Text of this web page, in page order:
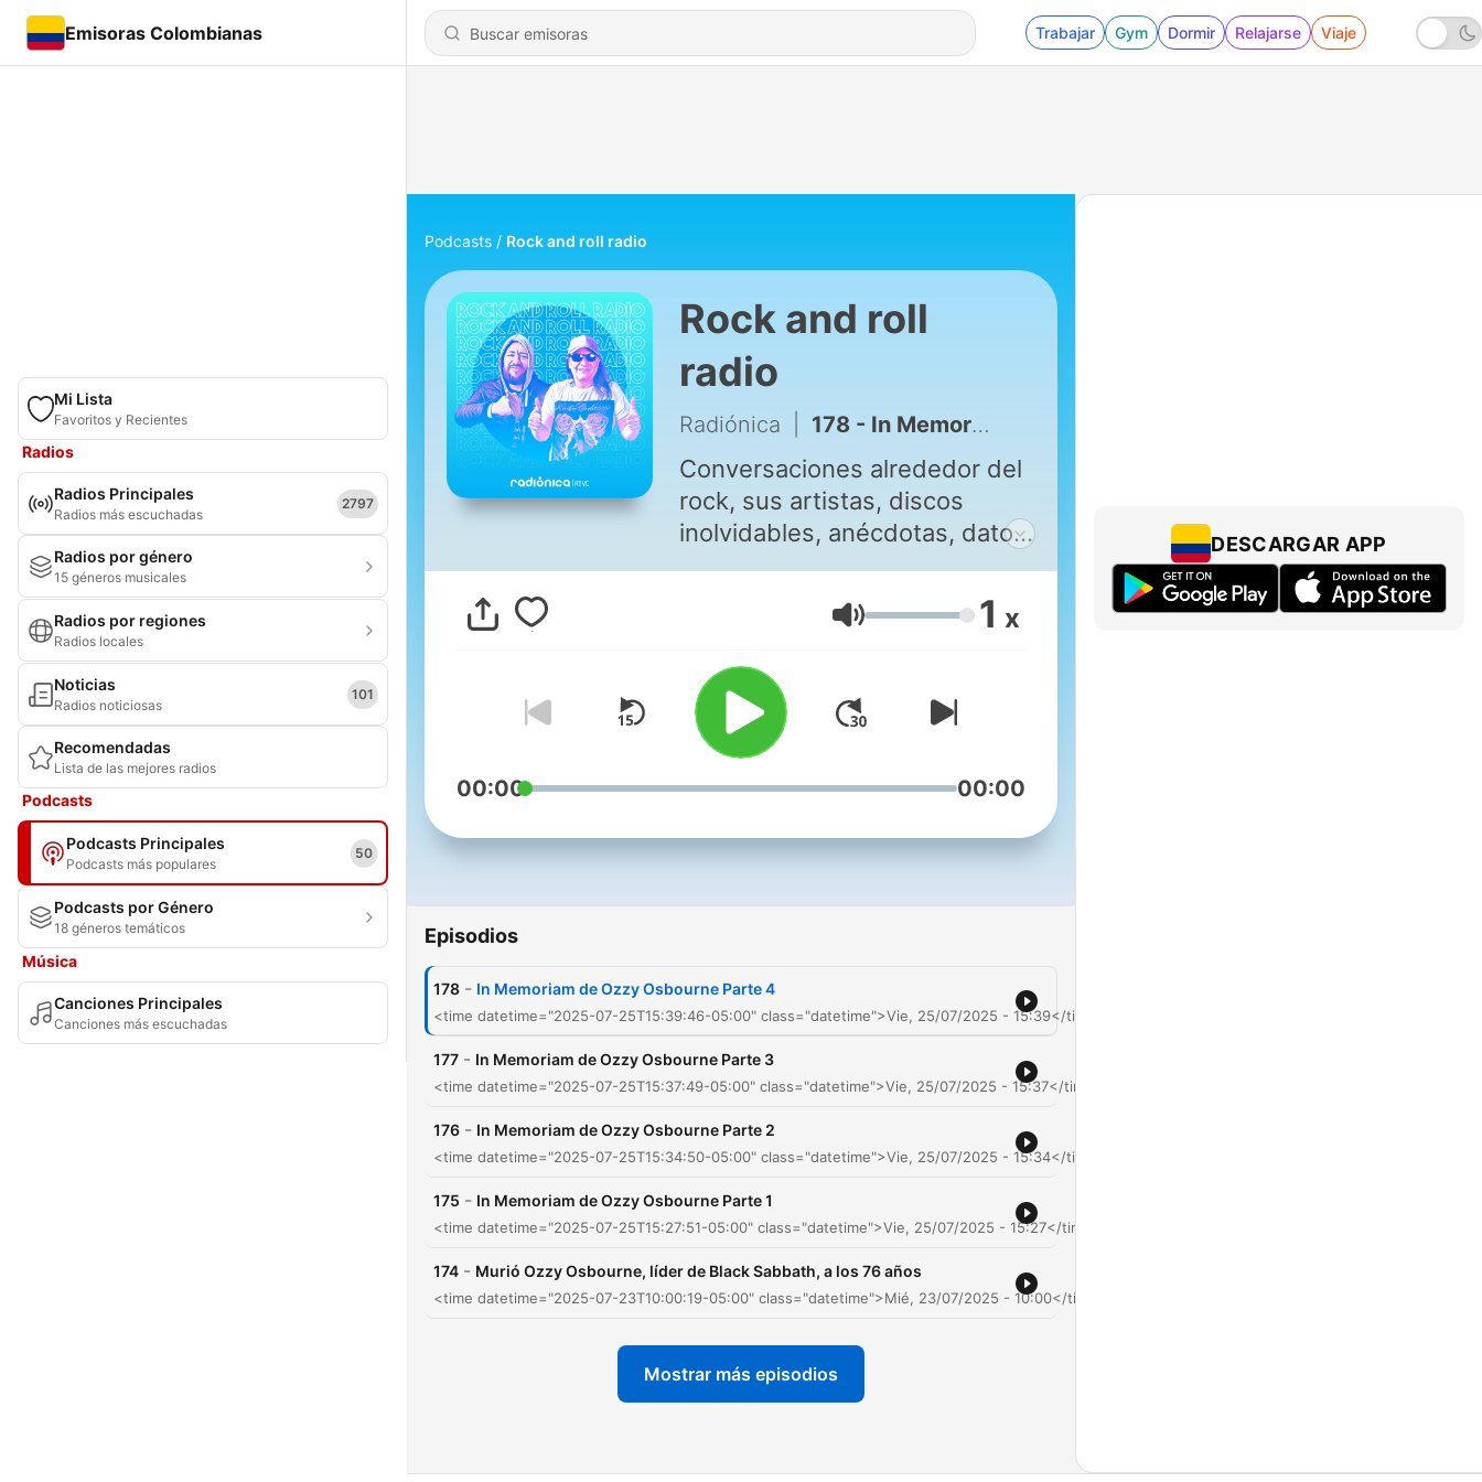
Emisoras Colombianas Trabajar Gym Dormir Relajarse Viaje
Mi Lista
Favoritos y Recientes
Radios
Radios Principales
Radios más escuchadas
2797
Radios por género
15 géneros musicales
Radios por regiones
Radios locales
Noticias
Radios noticiosas
101
Recomendadas
Lista de las mejores radios
Podcasts
Podcasts Principales
Podcasts más populares
50
Podcasts por Género
18 géneros temáticos
Música
Canciones Principales
Canciones más escuchadas
Podcasts Rock and roll radio
Rock and roll
radio
Radiónica 178 - In Memoriam de Ozzy Osbourne Parte 4
Conversaciones alrededor del
rock, sus artistas, discos
inolvidables, anécdotas, datos
importantes, tendencias
estéticas, conciertos y
festivales memorables.
Presenta Andrés Durán y
Héctor Mora.
Volumen 1 x
00:00 00:00
Episodios
178 - In Memoriam de Ozzy Osbourne Parte 4
<time datetime="2025-07-25T15:39:46-05:00" class="datetime">Vie, 25/07/2025 - 15:39</time>
177 - In Memoriam de Ozzy Osbourne Parte 3
<time datetime="2025-07-25T15:37:49-05:00" class="datetime">Vie, 25/07/2025 - 15:37</time>
176 - In Memoriam de Ozzy Osbourne Parte 2
<time datetime="2025-07-25T15:34:50-05:00" class="datetime">Vie, 25/07/2025 - 15:34</time>
175 - In Memoriam de Ozzy Osbourne Parte 1
<time datetime="2025-07-25T15:27:51-05:00" class="datetime">Vie, 25/07/2025 - 15:27</time>
174 - Murió Ozzy Osbourne, líder de Black Sabbath, a los 76 años
<time datetime="2025-07-23T10:00:19-05:00" class="datetime">Mié, 23/07/2025 - 10:00</time>
Mostrar más episodios
DESCARGAR APP